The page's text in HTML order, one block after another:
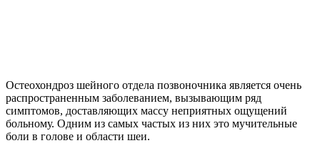
Остеохондроз шейного отдела позвоночника является очень
распространенным заболеванием, вызывающим ряд
симптомов, доставляющих массу неприятных ощущений
больному. Одним из самых частых из них это мучительные
боли в голове и области шеи.